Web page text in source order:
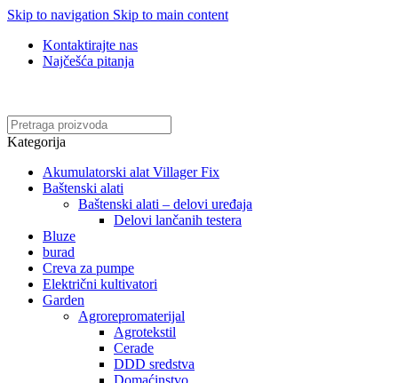
Skip to navigation Skip to main content
Kontaktirajte nas
Najčešća pitanja
Kategorija
Akumulatorski alat Villager Fix
Baštenski alati
Baštenski alati – delovi uređaja
Delovi lančanih testera
Bluze
burad
Creva za pumpe
Električni kultivatori
Garden
Agrorepromaterijal
Agrotekstil
Cerade
DDD sredstva
Domaćinstvo